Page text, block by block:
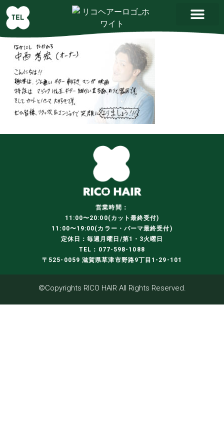
営業時間：
11:00〜20:00(カット最終受付)
11:00〜19:00(カラー・パーマ最終受付)
定休日：毎週月曜日/第1・3火曜日
TEL：077-598-1088
〒525-0059 滋賀県草津市野路9丁目1-29-101
©Copyrights RICO HAIR All Rights Reserved.